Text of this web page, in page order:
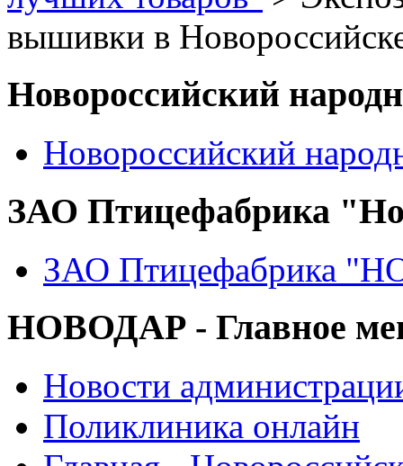
вышивки в
Новороссийский
Новороссийский
ЗАО Птицефабрика
ЗАО Птицефабрика
НОВОДАР - Главное
Новости
Поликлиника онлайн